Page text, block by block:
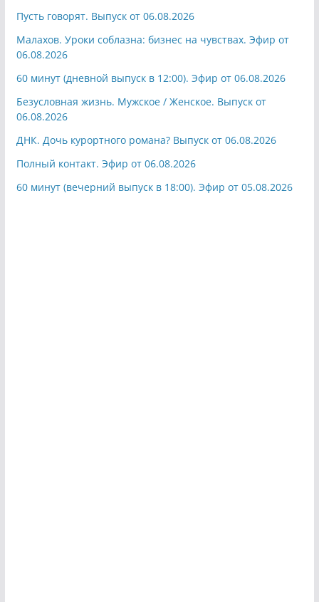
Пусть говорят. Выпуск от 06.08.2026
Малахов. Уроки соблазна: бизнес на чувствах. Эфир от
06.08.2026
60 минут (дневной выпуск в 12:00). Эфир от 06.08.2026
Безусловная жизнь. Мужское / Женское. Выпуск от
06.08.2026
ДНК. Дочь курортного романа? Выпуск от 06.08.2026
Полный контакт. Эфир от 06.08.2026
60 минут (вечерний выпуск в 18:00). Эфир от 05.08.2026